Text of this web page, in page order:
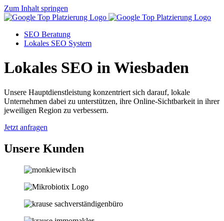
Zum Inhalt springen
SEO Beratung
Lokales SEO System
Lokales SEO in Wiesbaden
Unsere Hauptdienstleistung konzentriert sich darauf, lokale
Unternehmen dabei zu unterstützen, ihre Online-Sichtbarkeit in ihrer
jeweiligen Region zu verbessern.
Jetzt anfragen
Unsere Kunden